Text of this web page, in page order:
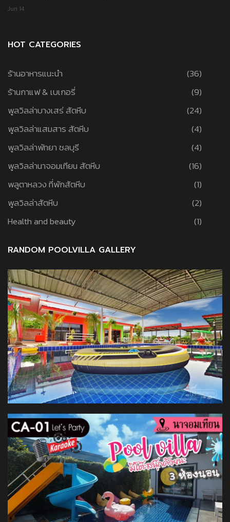
Jun 14
HOT CATEGORIES
ร้านอาหารแนะนำ
(36)
ร้านกาแฟ & เบเกอรี่
(9)
พูลวิลล่าบางเสร่ สัตหีบ
(24)
พูลวิลล่าแสมสาร สัตหีบ
(4)
พูลวิลล่าพัทยา ชลบุรี
(4)
พูลวิลล่านาจอมเทียน สัตหีบ
(16)
พลูตาหลวง ที่พักสัตหีบ
(1)
พูลวิลล่าสัตหีบ
(2)
Health and beauty
(1)
RANDOM POOLVILLA GALLERY